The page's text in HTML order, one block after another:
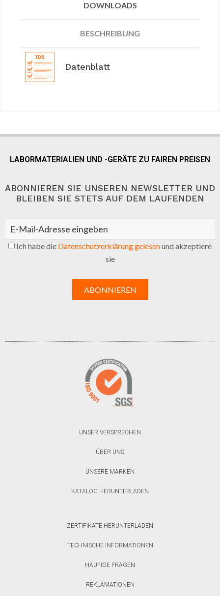
DOWNLOADS
BESCHREIBUNG
Datenblatt
LABORMATERIALIEN UND -GERÄTE ZU FAIREN PREISEN
ABONNIEREN SIE UNSEREN NEWSLETTER UND
BLEIBEN SIE STETS AUF DEM LAUFENDEN
Ich habe die Datenschutzerklärung gelesenund akzeptiere
sie
UNSER VERSPRECHEN
ÜBER UNS
UNSERE MARKEN
KATALOG HERUNTERLADEN
ZERTIFIKATE HERUNTERLADEN
TECHNISCHE INFORMATIONEN
HÄUFIGE FRAGEN
REKLAMATIONEN